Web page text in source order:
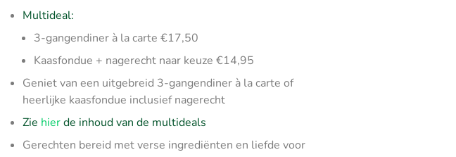
Multideal:
3-gangendiner à la carte €17,50
Kaasfondue + nagerecht naar keuze €14,95
Geniet van een uitgebreid 3-gangendiner à la carte of
heerlijke kaasfondue inclusief nagerecht
Zie hierde inhoud van de multideals
Gerechten bereid met verse ingrediënten en liefde voor